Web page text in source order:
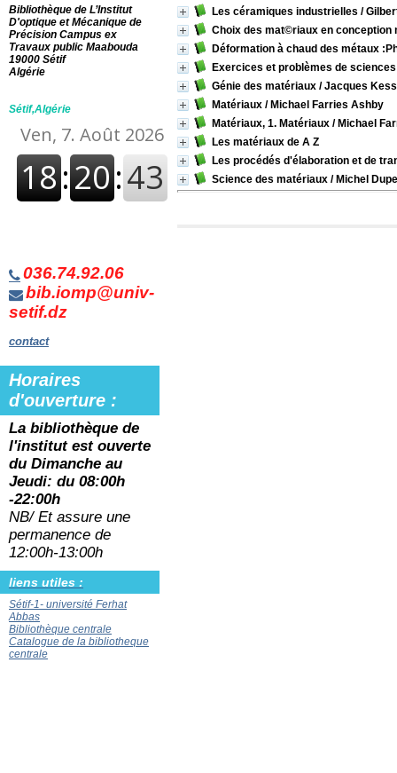
Les céramiques industrielles /
Choix des mat©riaux en conception
Déformation à chaud des métaux
Exercices et problèmes de
Génie des matériaux / Jacques
Matériaux / Michael Farries Ashby
Matériaux, 1. Matériaux / Michael
Les matériaux de A Z
Les procédés d'élaboration et de
Science des matériaux / Michel
Bibliothèque de L’Institut
D'optique et Mécanique de
Précision Campus ex
Travaux public Maabouda
19000 Sétif
Algérie
Sétif,Algérie
036.74.92.06
bib.iomp@univ-
setif.dz
contact
Horaires
d'ouverture :
La bibliothèque de
l'institut est ouverte
du Dimanche au
Jeudi: du 08:00h
-22:00h
NB/ Et assure une
permanence de
12:00h-13:00h
liens utiles :
Sétif-1- université Ferhat
Abbas
Bibliothèque centrale
Catalogue de la bibliotheque
centrale